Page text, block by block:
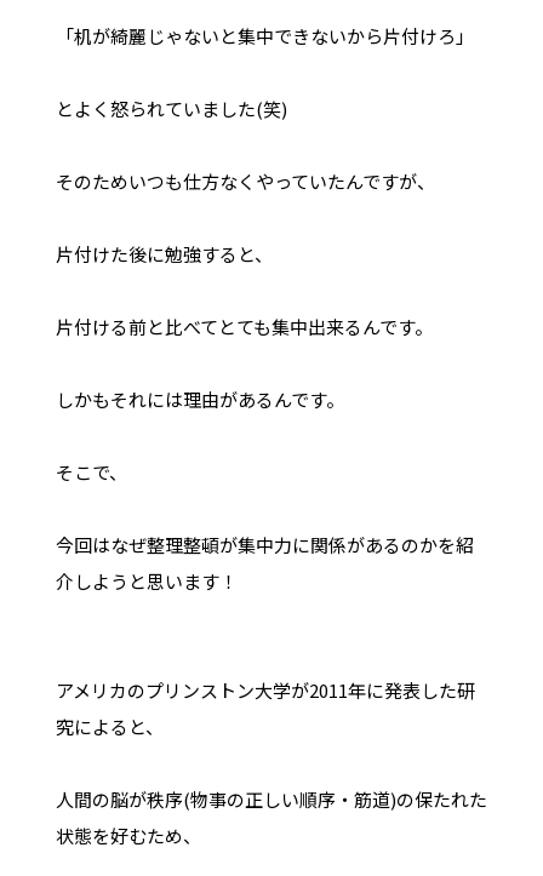
「机が綺麗じゃないと集中できないから片付けろ」
とよく怒られていました(笑)
そのためいつも仕方なくやっていたんですが、
片付けた後に勉強すると、
片付ける前と比べてとても集中出来るんです。
しかもそれには理由があるんです。
そこで、
今回はなぜ整理整頓が集中力に関係があるのかを紹
介しようと思います！
アメリカのプリンストン大学が2011年に発表した研
究によると、
人間の脳が秩序(物事の正しい順序・筋道)の保たれた
状態を好むため、